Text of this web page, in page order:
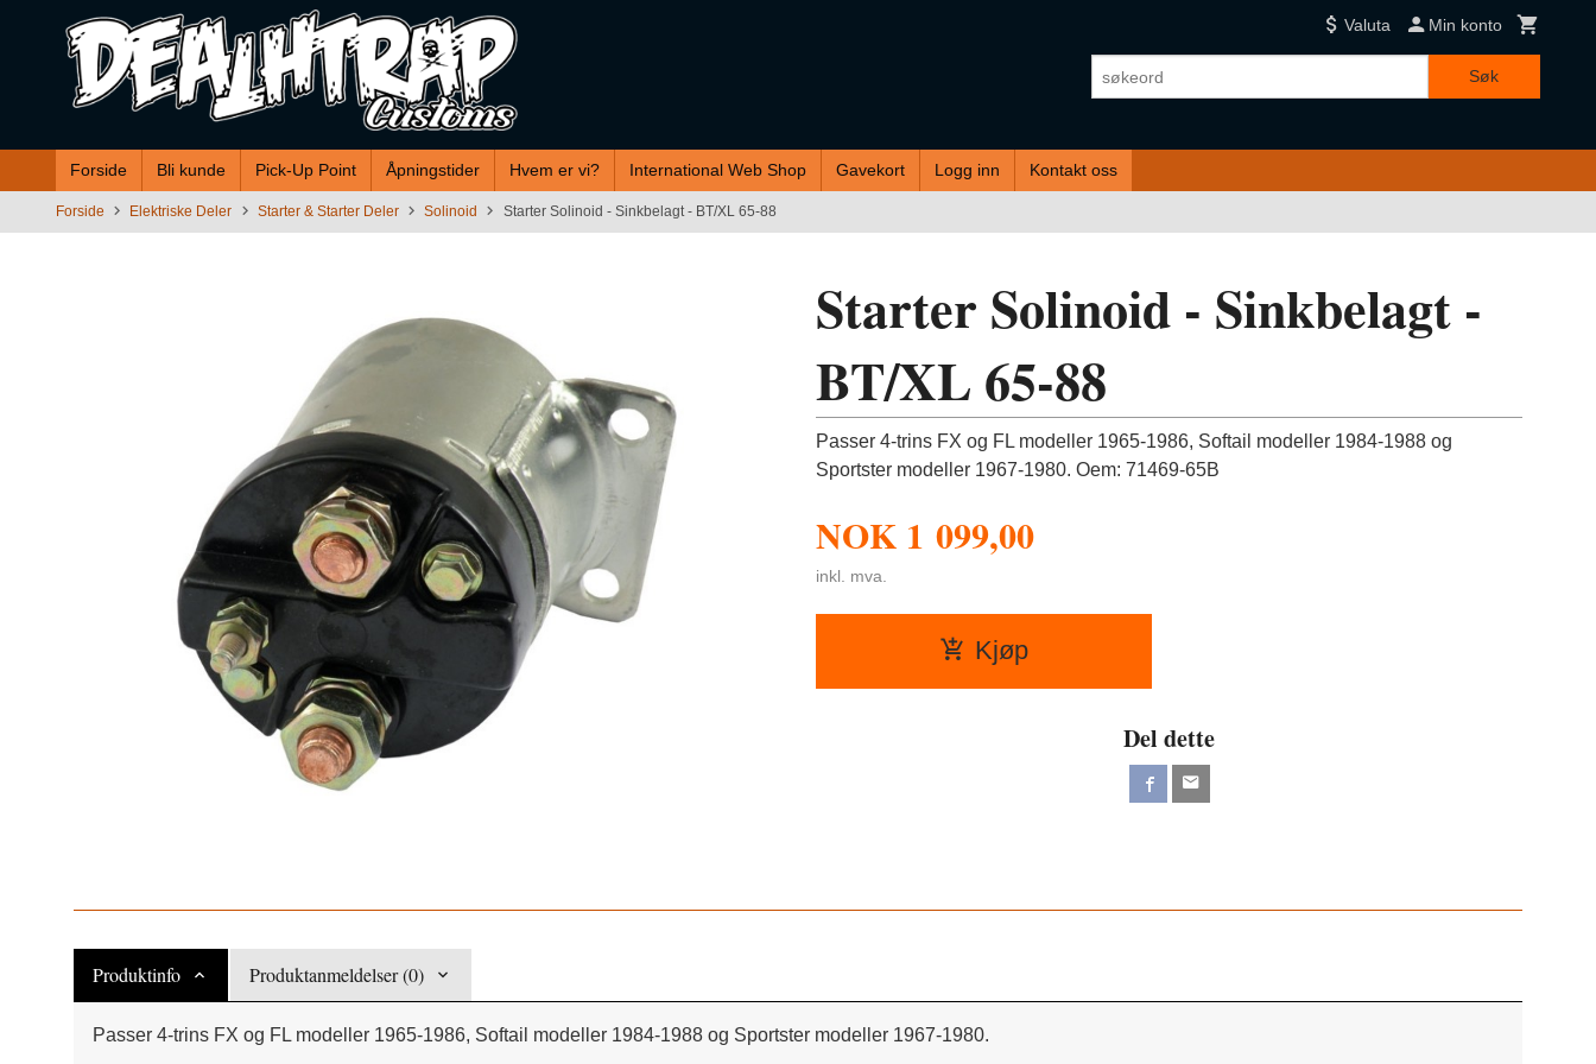
innholdet
Valuta Min konto
Søk
Forside Bli kunde Pick-Up Point Åpningstider Hvem er vi? International Web Shop Gavekort Logg inn Kontakt oss
Forside Elektriske Deler Starter & Starter Deler Solinoid Starter Solinoid - Sinkbelagt - BT/XL 65-88
Starter Solinoid - Sinkbelagt -
BT/XL 65-88
Passer 4-trins FX og FL modeller 1965-1986, Softail modeller 1984-1988 og
Sportster modeller 1967-1980. Oem: 71469-65B
NOK 1 099,00
inkl. mva.
Kjøp
Del dette
Produktinfo Produktanmeldelser (0)
Passer 4-trins FX og FL modeller 1965-1986, Softail modeller 1984-1988 og Sportster modeller 1967-1980.